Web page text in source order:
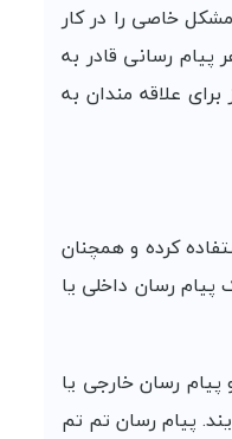
خاصی را در کار
پیام رسانی قادر به
علاقه مندان به
کرده و همچنان
پیام رسان داخلی یا
رسان خارجی یا
پیام رسان تم تم